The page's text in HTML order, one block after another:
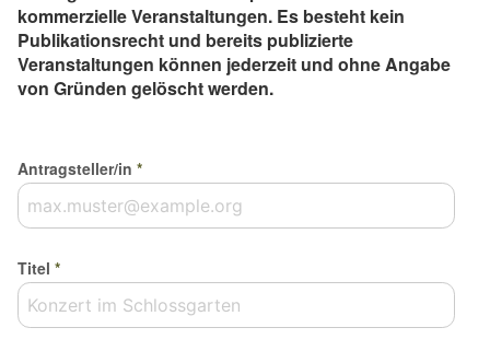
kommerzielle Veranstaltungen. Es besteht kein
Publikationsrecht und bereits publizierte
Veranstaltungen können jederzeit und ohne Angabe
von Gründen gelöscht werden.
Antragsteller/in *
Titel *